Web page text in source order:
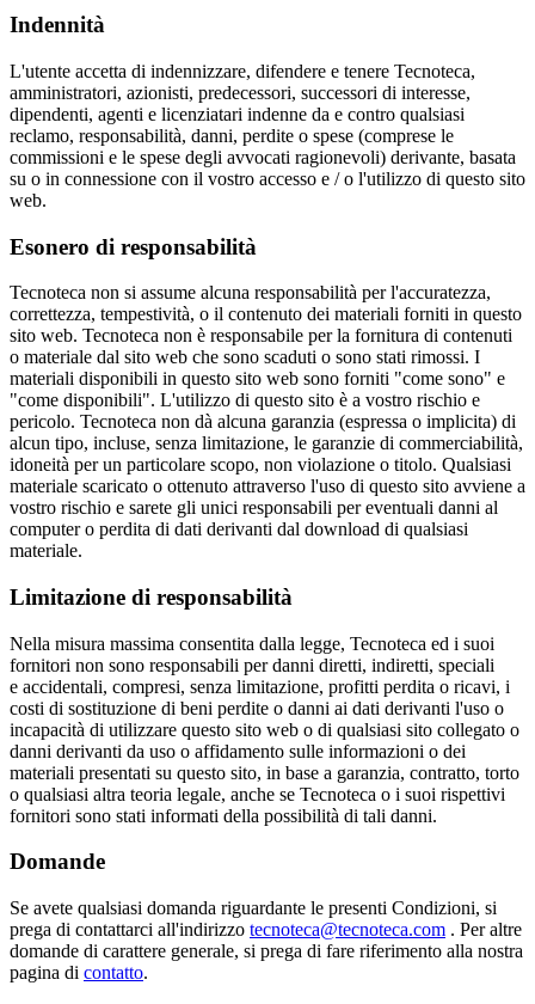
Indennità
L'utente accetta di indennizzare, difendere e tenere Tecnoteca,
amministratori, azionisti, predecessori, successori di interesse,
dipendenti, agenti e licenziatari indenne da e contro qualsiasi
reclamo, responsabilità, danni, perdite o spese (comprese le
commissioni e le spese degli avvocati ragionevoli) derivante, basata
su o in connessione con il vostro accesso e / o l'utilizzo di questo sito
web.
Esonero di responsabilità
Tecnoteca non si assume alcuna responsabilità per l'accuratezza,
correttezza, tempestività, o il contenuto dei materiali forniti in questo
sito web. Tecnoteca non è responsabile per la fornitura di contenuti
o materiale dal sito web che sono scaduti o sono stati rimossi. I
materiali disponibili in questo sito web sono forniti "come sono" e
"come disponibili". L'utilizzo di questo sito è a vostro rischio e
pericolo. Tecnoteca non dà alcuna garanzia (espressa o implicita) di
alcun tipo, incluse, senza limitazione, le garanzie di commerciabilità,
idoneità per un particolare scopo, non violazione o titolo. Qualsiasi
materiale scaricato o ottenuto attraverso l'uso di questo sito avviene a
vostro rischio e sarete gli unici responsabili per eventuali danni al
computer o perdita di dati derivanti dal download di qualsiasi
materiale.
Limitazione di responsabilità
Nella misura massima consentita dalla legge, Tecnoteca ed i suoi
fornitori non sono responsabili per danni diretti, indiretti, speciali
e accidentali, compresi, senza limitazione, profitti perdita o ricavi, i
costi di sostituzione di beni perdite o danni ai dati derivanti l'uso o
incapacità di utilizzare questo sito web o di qualsiasi sito collegato o
danni derivanti da uso o affidamento sulle informazioni o dei
materiali presentati su questo sito, in base a garanzia, contratto, torto
o qualsiasi altra teoria legale, anche se Tecnoteca o i suoi rispettivi
fornitori sono stati informati della possibilità di tali danni.
Domande
Se avete qualsiasi domanda riguardante le presenti Condizioni, si
prega di contattarci all'indirizzo tecnoteca@tecnoteca.com . Per altre
domande di carattere generale, si prega di fare riferimento alla nostra
pagina di contatto.